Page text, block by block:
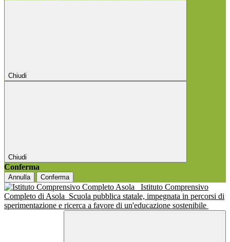
Chiudi
Chiudi
Conferma
Annulla Conferma
Istituto Comprensivo
Completo di Asola Scuola pubblica statale, impegnata in percorsi di
sperimentazione e ricerca a favore di un'educazione sostenibile